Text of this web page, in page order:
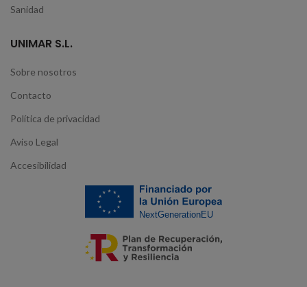
Sanidad
UNIMAR S.L.
Sobre nosotros
Contacto
Política de privacidad
Aviso Legal
Accesibilidad